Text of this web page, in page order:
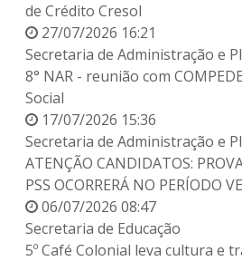
de Crédito Cresol
27/07/2026 16:21
Secretaria de Administração e
8° NAR - reunião com
Social
17/07/2026 15:36
Secretaria de Administração e
ATENÇÃO CANDIDATOS:
PSS OCORRERÁ NO PERÍODO
06/07/2026 08:47
Secretaria de Educação
5º Café Colonial leva cultura e